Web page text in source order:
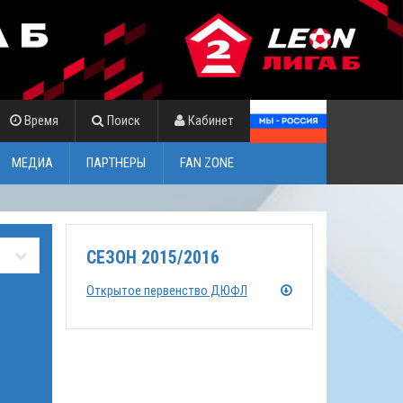
Время Поиск Кабинет
МЕДИА ПАРТНЕРЫ FAN ZONE
СЕЗОН 2015/2016
Открытое первенство ДЮФЛ